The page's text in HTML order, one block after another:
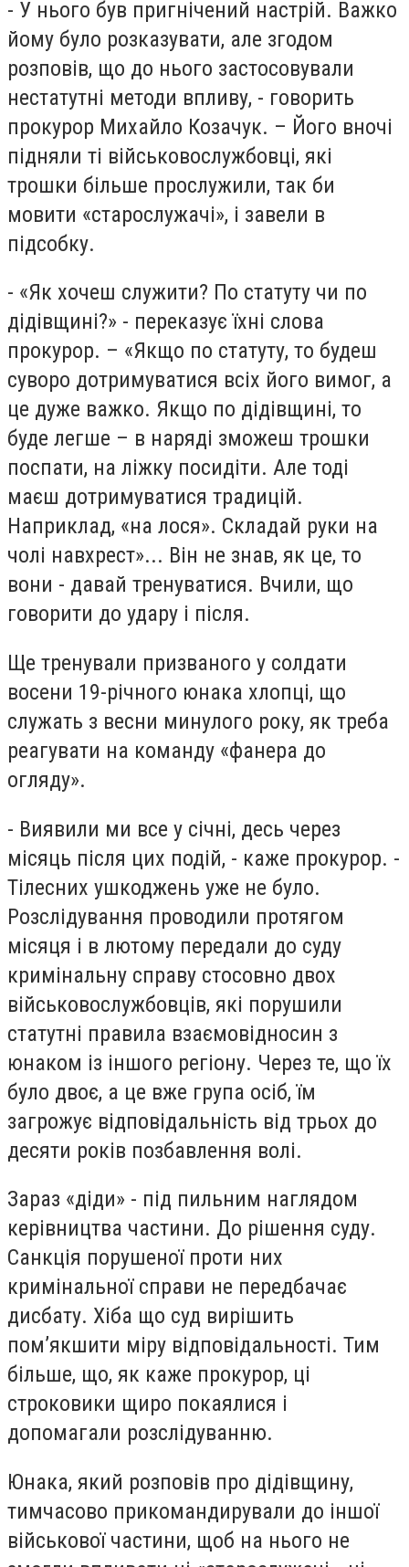
- У нього був пригнічений настрій. Важко
йому було розказувати, але згодом
розповів, що до нього застосовували
нестатутні методи впливу, - говорить
прокурор Михайло Козачук. – Його вночі
підняли ті військовослужбовці, які
трошки більше прослужили, так би
мовити «старослужачі», і завели в
підсобку.
- «Як хочеш служити? По статуту чи по
дідівщині?» - переказує їхні слова
прокурор. – «Якщо по статуту, то будеш
суворо дотримуватися всіх його вимог, а
це дуже важко. Якщо по дідівщині, то
буде легше – в наряді зможеш трошки
поспати, на ліжку посидіти. Але тоді
маєш дотримуватися традицій.
Наприклад, «на лося». Складай руки на
чолі навхрест»... Він не знав, як це, то
вони - давай тренуватися. Вчили, що
говорити до удару і після.
Ще тренували призваного у солдати
восени 19-річного юнака хлопці, що
служать з весни минулого року, як треба
реагувати на команду «фанера до
огляду».
- Виявили ми все у січні, десь через
місяць після цих подій, - каже прокурор. -
Тілесних ушкоджень уже не було.
Розслідування проводили протягом
місяця і в лютому передали до суду
кримінальну справу стосовно двох
військовослужбовців, які порушили
статутні правила взаємовідносин з
юнаком із іншого регіону. Через те, що їх
було двоє, а це вже група осіб, їм
загрожує відповідальність від трьох до
десяти років позбавлення волі.
Зараз «діди» - під пильним наглядом
керівництва частини. До рішення суду.
Санкція порушеної проти них
кримінальної справи не передбачає
дисбату. Хіба що суд вирішить
пом’якшити міру відповідальності. Тим
більше, що, як каже прокурор, ці
строковики щиро покаялися і
допомагали розслідуванню.
Юнака, який розповів про дідівщину,
тимчасово прикомандирували до іншої
військової частини, щоб на нього не